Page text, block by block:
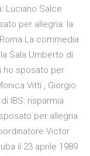
Luciano Salce
per allegria: la
La commedia
Sala Umberto di
ho sposato per
Vitti , Giorgio
IBS: risparmia
per allegria
Victor
il 23 aprile 1989